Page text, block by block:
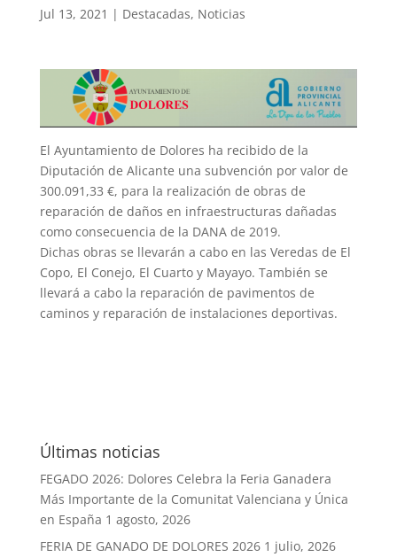
Jul 13, 2021 | Destacadas, Noticias
El Ayuntamiento de Dolores ha recibido de la
Diputación de Alicante una subvención por valor de
300.091,33 €, para la realización de obras de
reparación de daños en infraestructuras dañadas
como consecuencia de la DANA de 2019.
Dichas obras se llevarán a cabo en las Veredas de El
Copo, El Conejo, El Cuarto y Mayayo. También se
llevará a cabo la reparación de pavimentos de
caminos y reparación de instalaciones deportivas.
Últimas noticias
FEGADO 2026: Dolores Celebra la Feria Ganadera
Más Importante de la Comunitat Valenciana y Única
en España 1 agosto, 2026
FERIA DE GANADO DE DOLORES 2026 1 julio, 2026